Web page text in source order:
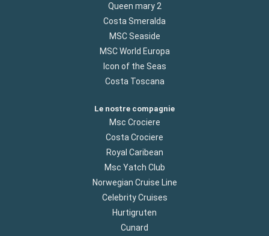
Queen mary 2
Costa Smeralda
MSC Seaside
MSC World Europa
Icon of the Seas
Costa Toscana
Le nostre compagnie
Msc Crociere
Costa Crociere
Royal Caribean
Msc Yatch Club
Norwegian Cruise Line
Celebrity Cruises
Hurtigruten
Cunard